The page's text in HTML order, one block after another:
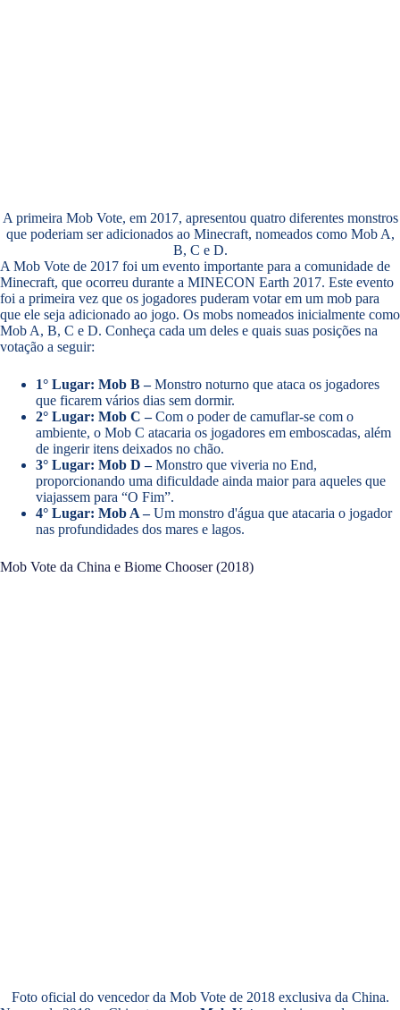
A primeira Mob Vote, em 2017, apresentou quatro diferentes monstros
que poderiam ser adicionados ao Minecraft, nomeados como Mob A,
B, C e D.
A Mob Vote de 2017 foi um evento importante para a comunidade de
Minecraft, que ocorreu durante a MINECON Earth 2017. Este evento
foi a primeira vez que os jogadores puderam votar em um mob para
que ele seja adicionado ao jogo. Os mobs nomeados inicialmente como
Mob A, B, C e D. Conheça cada um deles e quais suas posições na
votação a seguir:
1° Lugar: Mob B –Monstro noturno que ataca os jogadores
que ficarem vários dias sem dormir.
2° Lugar: Mob C –Com o poder de camuflar-se com o
ambiente, o Mob C atacaria os jogadores em emboscadas, além
de ingerir itens deixados no chão.
3° Lugar: Mob D –Monstro que viveria no End,
proporcionando uma dificuldade ainda maior para aqueles que
viajassem para “O Fim”.
4° Lugar: Mob A –Um monstro d'água que atacaria o jogador
nas profundidades dos mares e lagos.
Mob Vote da China e Biome Chooser (2018)
Foto oficial do vencedor da Mob Vote de 2018 exclusiva da China.